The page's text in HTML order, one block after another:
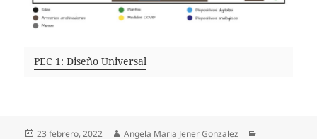
PEC 1: Diseño Universal
Publicado
23 febrero, 2022 Autor
Angela Maria Jener Gonzalez